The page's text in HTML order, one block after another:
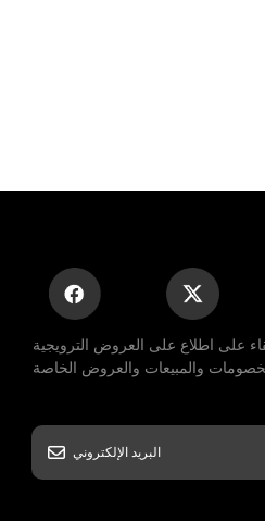
على اطلاع على العروض الترويجية
والمبيعات والعروض الخاصة